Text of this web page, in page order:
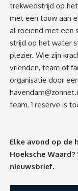
trekwedstrijd op
met een touw aan
al roeiend met een
strijd op het water
plezier. Wie zijn
vrienden, team of
organisatie door
team, 1 reserve is
Elke avond op de
Hoeksche Waard?
nieuwsbrief.